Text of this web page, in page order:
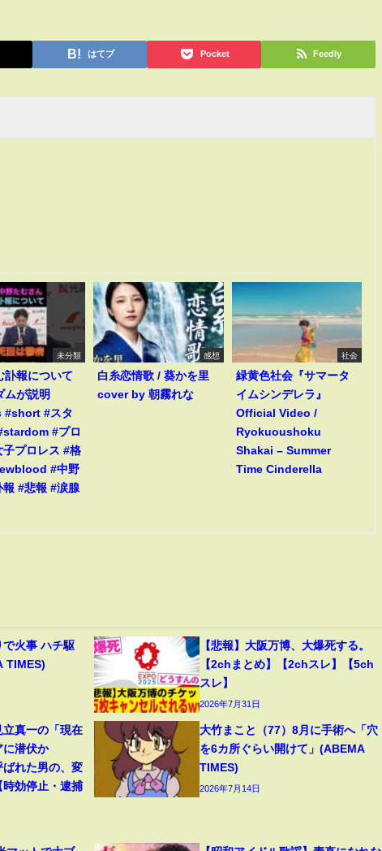
はてブ Pocket Feedly
未分類
訃報について
ムが説明
#short #スタ
#プロ
子プロレス #格
#中野
報 #悲報 #涙腺
感想
白糸恋情歌 / 葵かを里
cover by 朝霧れな
社会
緑黄色社会『サマータ
イムシンデレラ』
Official Video /
Ryokuoushoku
Shakai – Summer
Time Cinderella
で火事 ハチ駆
TIMES)
【悲報】大阪万博、大爆死する。
【2chまとめ】【2chスレ】【5ch
スレ】
2026年7月31日
立真一の「現在
に潜伏か
れた男の、変
効停止・逮捕
大竹まこと（77）8月に手術へ「穴
を6カ所ぐらい開けて」(ABEMA
TIMES)
2026年7月14日